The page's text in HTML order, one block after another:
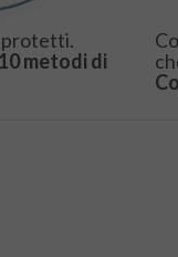
protetti.
metodi di